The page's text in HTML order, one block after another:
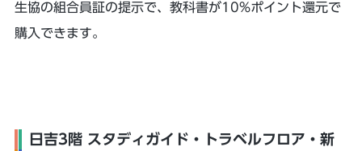
生協の組合員証の提示で、教科書が10%ポイント還元で
購入できます。
日吉3階 スタディガイド・トラベルフロア・新